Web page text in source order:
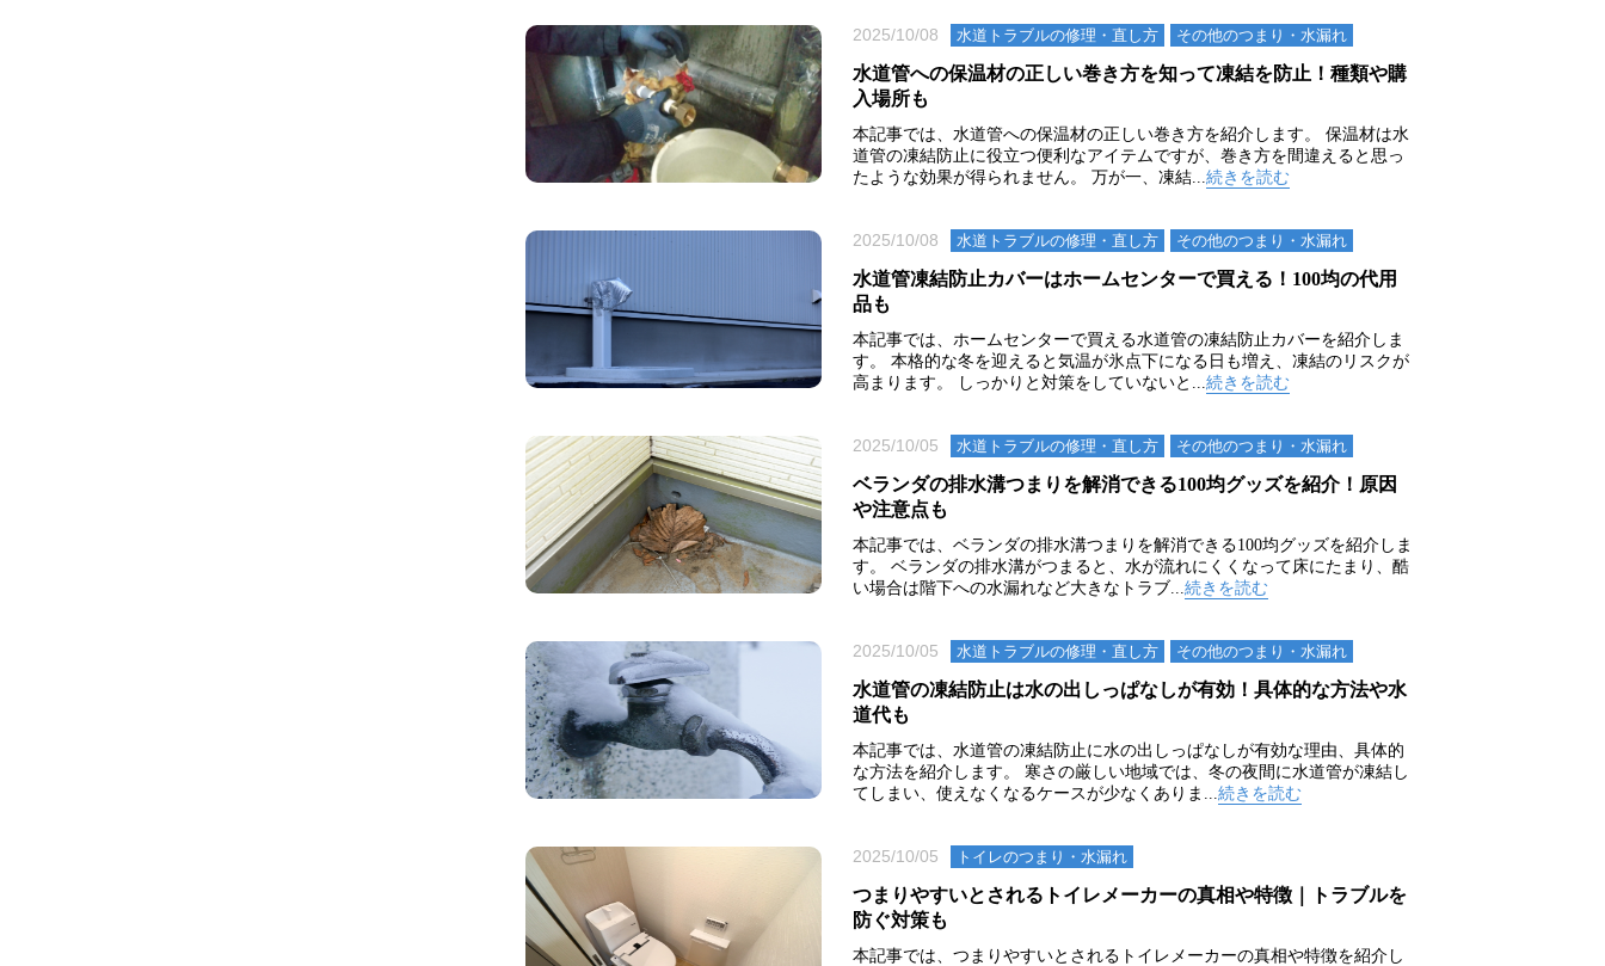
2025/10/08 水道トラブルの修理・直し方 その他のつまり・⽔漏れ
水道管への保温材の正しい巻き方を知って凍結を防止！種類や購
入場所も
本記事では、水道管への保温材の正しい巻き方を紹介します。 保温材は水
道管の凍結防止に役立つ便利なアイテムですが、巻き方を間違えると思っ
たような効果が得られません。 万が一、凍結...続きを読む
2025/10/08 水道トラブルの修理・直し方 その他のつまり・⽔漏れ
水道管凍結防止カバーはホームセンターで買える！100均の代用
品も
本記事では、ホームセンターで買える水道管の凍結防止カバーを紹介しま
す。 本格的な冬を迎えると気温が氷点下になる日も増え、凍結のリスクが
高まります。 しっかりと対策をしていないと...続きを読む
2025/10/05 水道トラブルの修理・直し方 その他のつまり・⽔漏れ
ベランダの排水溝つまりを解消できる100均グッズを紹介！原因
や注意点も
本記事では、ベランダの排水溝つまりを解消できる100均グッズを紹介しま
す。 ベランダの排水溝がつまると、水が流れにくくなって床にたまり、酷
い場合は階下への水漏れなど大きなトラブ...続きを読む
2025/10/05 水道トラブルの修理・直し方 その他のつまり・⽔漏れ
水道管の凍結防止は水の出しっぱなしが有効！具体的な方法や水
道代も
本記事では、水道管の凍結防止に水の出しっぱなしが有効な理由、具体的
な方法を紹介します。 寒さの厳しい地域では、冬の夜間に水道管が凍結し
てしまい、使えなくなるケースが少なくありま...続きを読む
2025/10/05 トイレのつまり・⽔漏れ
つまりやすいとされるトイレメーカーの真相や特徴｜トラブルを
防ぐ対策も
本記事では、つまりやすいとされるトイレメーカーの真相や特徴を紹介し